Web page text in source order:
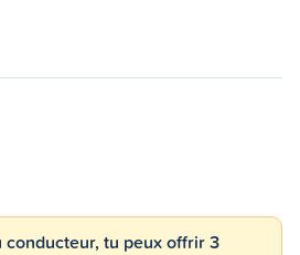
conducteur, tu peux offrir 3